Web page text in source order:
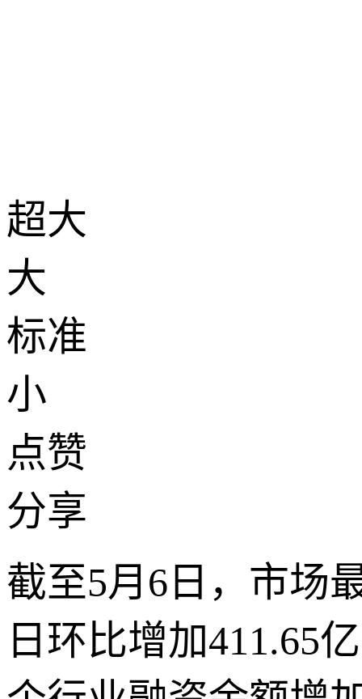
超大
大
标准
小
点赞
分享
截至5月6日，市场
日环比增加411.65